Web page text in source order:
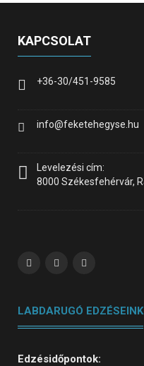
KAPCSOLAT
+36-30/451-9585
info@feketehegyse.hu
Levelezési cím:
8000 Székesfehérvár,
LABDARUGÓ EDZÉSEINK
Edzésidőpontok: